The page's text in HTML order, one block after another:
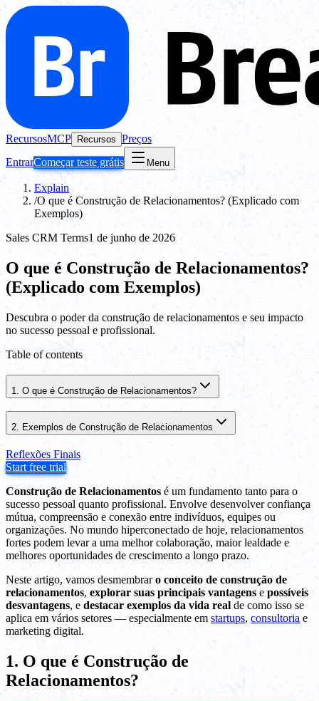
RecursosMCP Recursos Preços
EntrarComeçar teste grátis Menu
Explain
/O que é Construção de Relacionamentos? (Explicado com
Exemplos)
Sales CRM Terms1 de junho de 2026
O que é Construção de Relacionamentos?
(Explicado com Exemplos)
Descubra o poder da construção de relacionamentos e seu impacto
no sucesso pessoal e profissional.
Table of contents
1. O que é Construção de Relacionamentos?
2. Exemplos de Construção de Relacionamentos
Reflexões Finais
Start free trial
Construção de Relacionamentos é um fundamento tanto para o
sucesso pessoal quanto profissional. Envolve desenvolver confiança
mútua, compreensão e conexão entre indivíduos, equipes ou
organizações. No mundo hiperconectado de hoje, relacionamentos
fortes podem levar a uma melhor colaboração, maior lealdade e
melhores oportunidades de crescimento a longo prazo.
Neste artigo, vamos desmembraro conceito de construção de
relacionamentos, explorar suas principais vantagens e possíveis
desvantagens, e destacar exemplos da vida real de como isso se
aplica em vários setores — especialmente em startups, consultoria e
marketing digital.
1. O que é Construção de
Relacionamentos?